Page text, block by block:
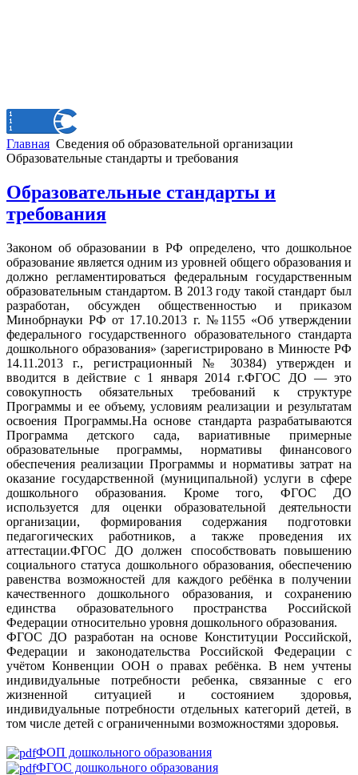
Главная Сведения об образовательной организации
Образовательные стандарты и требования
Образовательные стандарты и
требования
Законом об образовании в РФ определено, что дошкольное
образование является одним из уровней общего образования и
должно регламентироваться федеральным государственным
образовательным стандартом. В 2013 году такой стандарт был
разработан, обсужден общественностью и приказом
Минобрнауки РФ от 17.10.2013 г. №1155 «Об утверждении
федерального государственного образовательного стандарта
дошкольного образования» (зарегистрировано в Минюсте РФ
14.11.2013 г., регистрационный № 30384) утвержден и
вводится в действие с 1 января 2014 г.ФГОС ДО — это
совокупность обязательных требований к структуре
Программы и ее объему, условиям реализации и результатам
освоения Программы.На основе стандарта разрабатываются
Программа детского сада, вариативные примерные
образовательные программы, нормативы финансового
обеспечения реализации Программы и нормативы затрат на
оказание государственной (муниципальной) услуги в сфере
дошкольного образования. Кроме того, ФГОС ДО
используется для оценки образовательной деятельности
организации, формирования содержания подготовки
педагогических работников, а также проведения их
аттестации.ФГОС ДО должен способствовать повышению
социального статуса дошкольного образования, обеспечению
равенства возможностей для каждого ребёнка в получении
качественного дошкольного образования, и сохранению
единства образовательного пространства Российской
Федерации относительно уровня дошкольного образования.
ФГОС ДО разработан на основе Конституции Российской,
Федерации и законодательства Российской Федерации с
учётом Конвенции ООН о правах ребёнка. В нем учтены
индивидуальные потребности ребенка, связанные с его
жизненной ситуацией и состоянием здоровья,
индивидуальные потребности отдельных категорий детей, в
том числе детей с ограниченными возможностями здоровья.
ФОП дошкольного образования
ФГОС дошкольного образования